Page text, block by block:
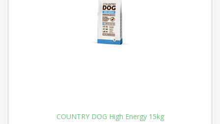
COUNTRY DOG High Energy 15kg